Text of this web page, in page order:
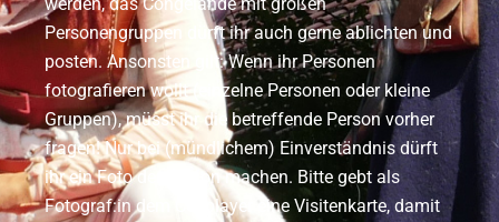
Personengruppen dürft ihr auch gerne ablichten und
posten. Ansonsten gilt: Wenn ihr Personen
fotografieren wollt (einzelne Personen oder kleine
Gruppen), müsst ihr die betreffende Person vorher
fragen! Nur bei (mündlichem) Einverständnis dürft
ihr ein Foto der Person machen. Bitte gebt als
Fotograf:in dem Cosplayer eine Visitenkarte, damit